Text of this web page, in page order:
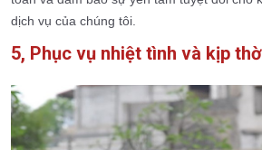
dịch vụ của chúng tôi.
5, Phục vụ nhiệt tình và kịp